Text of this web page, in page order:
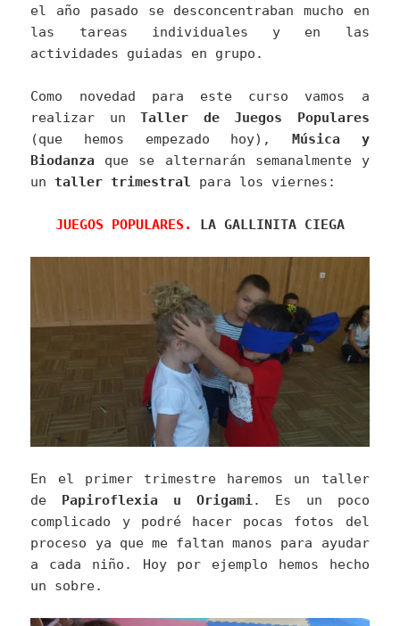
el año pasado se desconcentraban mucho en
las tareas individuales y en las
actividades guiadas en grupo.
Como novedad para este curso vamos a
realizar unTaller de Juegos Populares
(que hemos empezado hoy), Música y
Biodanza que se alternarán semanalmente y
untaller trimestral para los viernes:
JUEGOS POPULARES. LA GALLINITA CIEGA
En el primer trimestre haremos un taller
de Papiroflexia u Origami. Es un poco
complicado y podré hacer pocas fotos del
proceso ya que me faltan manos para ayudar
a cada niño. Hoy por ejemplo hemos hecho
un sobre.